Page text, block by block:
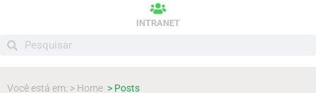
INTRANET
Você está em: > Home > Posts